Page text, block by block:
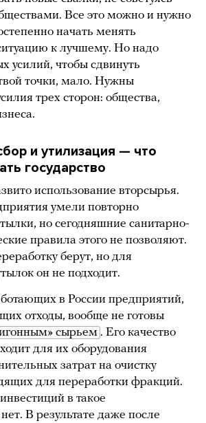
Все это можно и нужно
начать менять
к лучшему. Но надо
усилий, чтобы сдвинуть
точки, мало. Нужны
трех сторон: общества,
и утилизация — что
государство
использование вторсырья.
умели повторно
но сегодняшние санитарно-
правила этого не позволяют.
берут, но для
он не подходит.
в России предприятий,
отходы, вообще не готовы
сырьем . Его качество
для их оборудования
затрат на очистку
для переработки фракций.
в такое
В результате даже после